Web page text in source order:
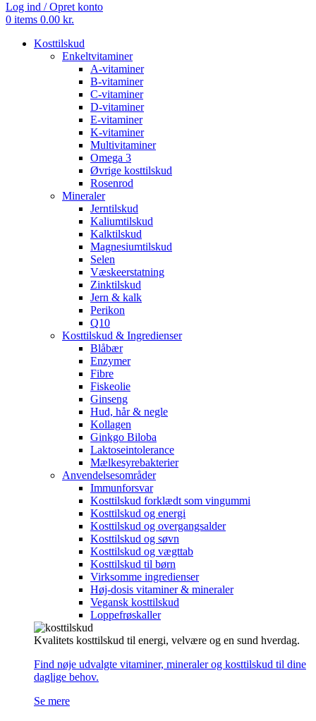
Log ind / Opret konto
0 items 0.00 kr.
Kosttilskud
Enkeltvitaminer
A-vitaminer
B-vitaminer
C-vitaminer
D-vitaminer
E-vitaminer
K-vitaminer
Multivitaminer
Omega 3
Øvrige kosttilskud
Rosenrod
Mineraler
Jerntilskud
Kaliumtilskud
Kalktilskud
Magnesiumtilskud
Selen
Væskeerstatning
Zinktilskud
Jern & kalk
Perikon
Q10
Kosttilskud & Ingredienser
Blåbær
Enzymer
Fibre
Fiskeolie
Ginseng
Hud, hår & negle
Kollagen
Ginkgo Biloba
Laktoseintolerance
Mælkesyrebakterier
Anvendelsesområder
Immunforsvar
Kosttilskud forklædt som vingummi
Kosttilskud og energi
Kosttilskud og overgangsalder
Kosttilskud og søvn
Kosttilskud og vægttab
Kosttilskud til børn
Virksomme ingredienser
Høj-dosis vitaminer & mineraler
Vegansk kosttilskud
Loppefrøskaller
Kvalitets kosttilskud til energi, velvære og en sund hverdag.
Find nøje udvalgte vitaminer, mineraler og kosttilskud til dine
daglige behov.
Se mere